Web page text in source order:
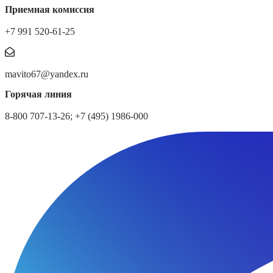
Приемная комиссия
+7 991 520-61-25
mavito67@yandex.ru
Горячая линия
8-800 707-13-26; +7 (495) 1986-000